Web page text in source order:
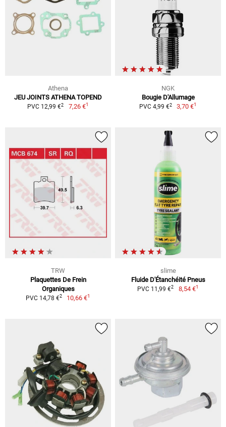
Athena
JEU JOINTS ATHENA TOPEND
PVC 12,99 €2 7,26 €1
NGK
Bougie D'Allumage
PVC 4,99 €2 3,70 €1
TRW
Plaquettes De Frein
Organiques
PVC 14,78 €2 10,66 €1
slime
Fluide D'Étanchéité Pneus
PVC 11,99 €2 8,54 €1